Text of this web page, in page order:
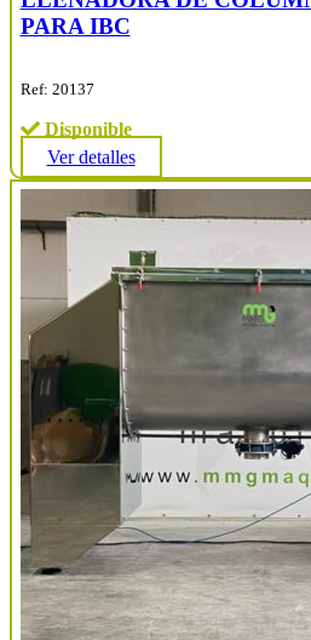
PARA IBC
Ref: 20137
Disponible
Ver detalles